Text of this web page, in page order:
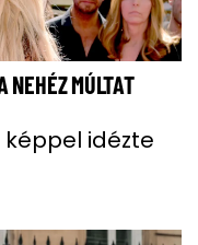
NEHÉZ MÚLTAT
képpel idézte